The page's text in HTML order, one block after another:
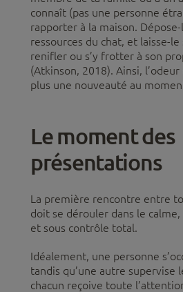
connaît (pas une personne
rapporter à la maison.
ressources du chat, et laisse-le
renifler ou s’y frotter à son
(Atkinson, 2018). Ainsi,
plus une nouveauté au
Le moment des
présentations
La première rencontre entre
doit se dérouler dans le
et sous contrôle total.
Idéalement, une personne
tandis qu’une autre supervise
chacun reçoive toute